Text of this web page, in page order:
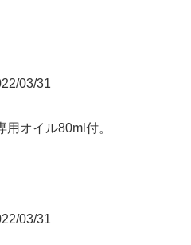
03/31
オイル80ml付。
03/31